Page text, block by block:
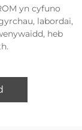
yn cyfuno
labordai,
heb